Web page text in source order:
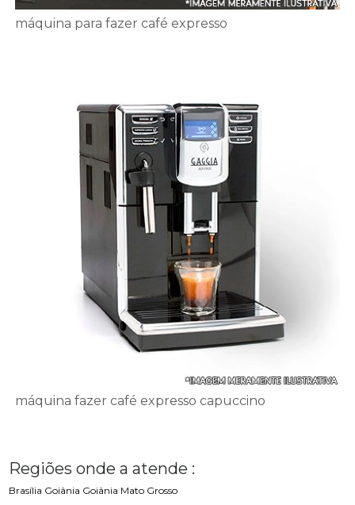
máquina para fazer café expresso
máquina fazer café expresso capuccino
Regiões onde a atende :
Brasília Goiânia Goiânia Mato Grosso